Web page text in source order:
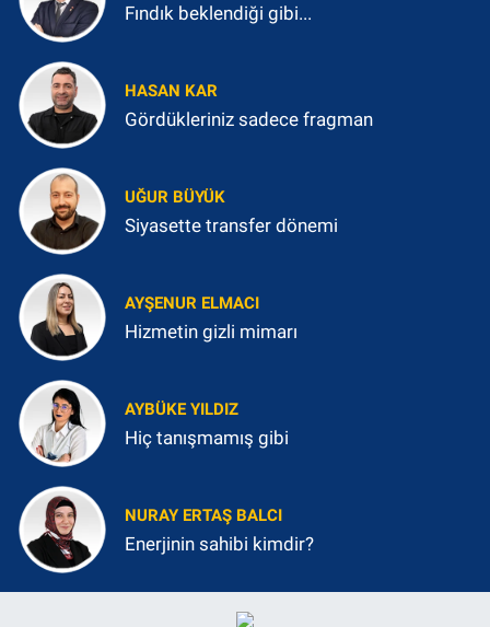
Fındık beklendiği gibi...
HASAN KAR
Gördükleriniz sadece fragman
UĞUR BÜYÜK
Siyasette transfer dönemi
AYŞENUR ELMACI
Hizmetin gizli mimarı
AYBÜKE YILDIZ
Hiç tanışmamış gibi
NURAY ERTAŞ BALCI
Enerjinin sahibi kimdir?